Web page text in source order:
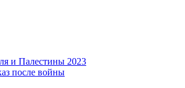
и Палестины 2023
после войны